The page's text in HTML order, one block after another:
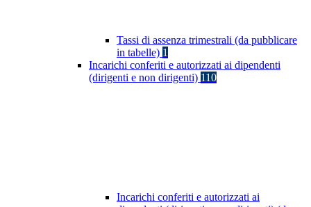
Tassi di assenza trimestrali (da pubblicare
in tabelle) 1
Incarichi conferiti e autorizzati ai dipendenti
(dirigenti e non dirigenti) 110
Incarichi conferiti e autorizzati ai